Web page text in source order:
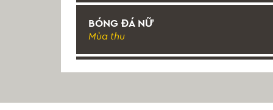
BÓNG ĐÁ NỮ
Mùa thu
BÓNG ĐÁ NỮ JV